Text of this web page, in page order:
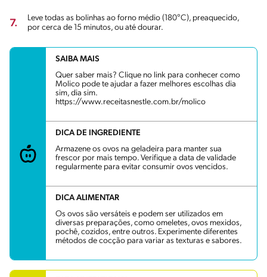
7.
Leve todas as bolinhas ao forno médio (180°C), preaquecido,
por cerca de 15 minutos, ou até dourar.
SAIBA MAIS
Quer saber mais? Clique no link para conhecer como
Molico pode te ajudar a fazer melhores escolhas dia
sim, dia sim.
https://www.receitasnestle.com.br/molico
DICA DE INGREDIENTE
Armazene os ovos na geladeira para manter sua
frescor por mais tempo. Verifique a data de validade
regularmente para evitar consumir ovos vencidos.
DICA ALIMENTAR
Os ovos são versáteis e podem ser utilizados em
diversas preparações, como omeletes, ovos mexidos,
pochê, cozidos, entre outros. Experimente diferentes
métodos de cocção para variar as texturas e sabores.